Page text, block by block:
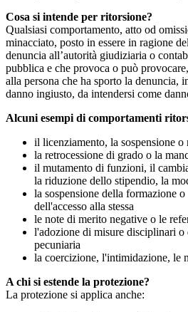
Cosa si intende per ritorsione?
Qualsiasi comportamento, atto od
minacciato, posto in essere in ragione
denuncia all’autorità giudiziaria o
pubblica e che provoca o può
alla persona che ha sporto la denuncia,
danno ingiusto, da intendersi come
Alcuni esempi di comportamenti
il licenziamento, la sospensione o
la retrocessione di grado o la
il mutamento di funzioni, il
la riduzione dello stipendio, la
la sospensione della formazione
dell'accesso alla stessa
le note di merito negative o le
l'adozione di misure disciplinari o
pecuniaria
la coercizione, l'intimidazione, le
A chi si estende la protezione?
La protezione si applica anche: